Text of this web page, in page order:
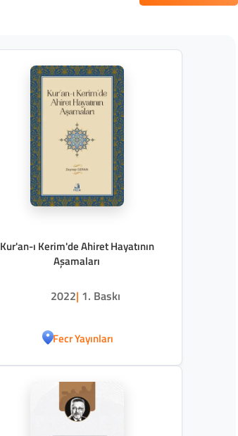
Kur'an-ı Kerim'de Ahiret Hayatının
Aşamaları
2022| 1. Baskı
Fecr Yayınları